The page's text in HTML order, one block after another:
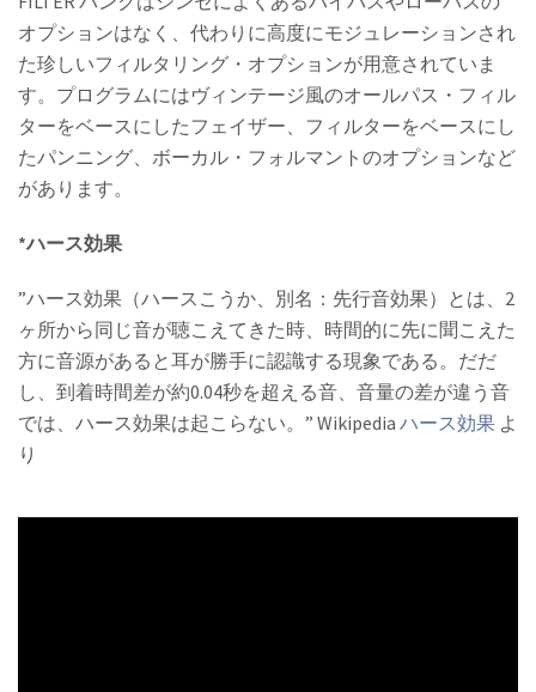
オプションはなく、代わりに高度にモジュレーションされ
た珍しいフィルタリング・オプションが用意されていま
す。プログラムにはヴィンテージ風のオールパス・フィル
ターをベースにしたフェイザー、フィルターをベースにし
たパンニング、ボーカル・フォルマントのオプションなど
があります。
*ハース効果
”ハース効果（ハースこうか、別名：先行音効果）とは、2
ヶ所から同じ音が聴こえてきた時、時間的に先に聞こえた
方に音源があると耳が勝手に認識する現象である。だだ
し、到着時間差が約0.04秒を超える音、音量の差が違う音
では、ハース効果は起こらない。” Wikipedia ハース効果 よ
り